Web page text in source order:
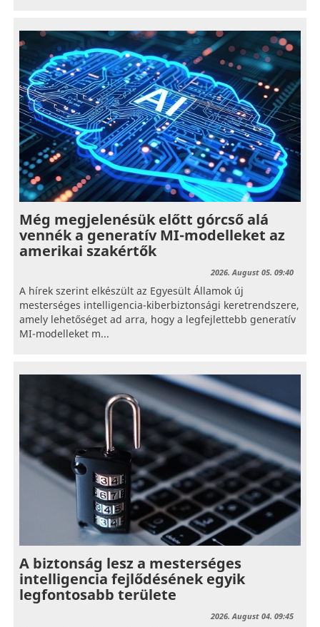
Még megjelenésük előtt górcső alá
vennék a generatív MI-modelleket az
amerikai szakértők
2026. August 05. 09:40
A hírek szerint elkészült az Egyesült Államok új
mesterséges intelligencia-kiberbiztonsági keretrendszere,
amely lehetőséget ad arra, hogy a legfejlettebb generatív
MI-modelleket m...
A biztonság lesz a mesterséges
intelligencia fejlődésének egyik
legfontosabb területe
2026. August 04. 09:45